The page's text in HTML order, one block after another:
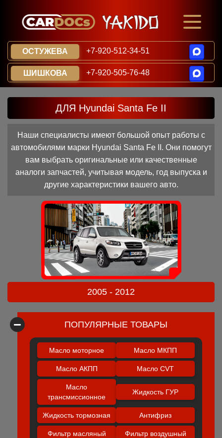
ОСТУЖЕВА +7-920-512-34-51
ШИШКОВА +7-920-505-76-48
ДЛЯ Hyundai Santa Fe II
Наши специалисты имеют большой опыт работы с
автомобилями марки Hyundai Santa Fe II. Они помогут
вам выбрать оригинальные или качественные
аналоги запчастей, учитывая модель, год выпуска и
другие характеристики вашего авто.
2005 - 2012
ПОПУЛЯРНЫЕ ТОВАРЫ
Масло моторное Масло МКПП
Масло АКПП Масло CVT
Масло
трансмиссионное
Жидкость ГУР
Жидкость тормозная Антифриз
Фильтр масляный Фильтр воздушный